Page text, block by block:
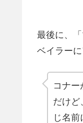
最後に、
ベイラー
コナ
だけど
じ名